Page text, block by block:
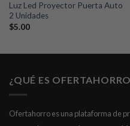
Luz Led Proyector Puerta Auto
2 Unidades
$5.00
¿QUÉ ES
Ofertahorro es una plataforma de